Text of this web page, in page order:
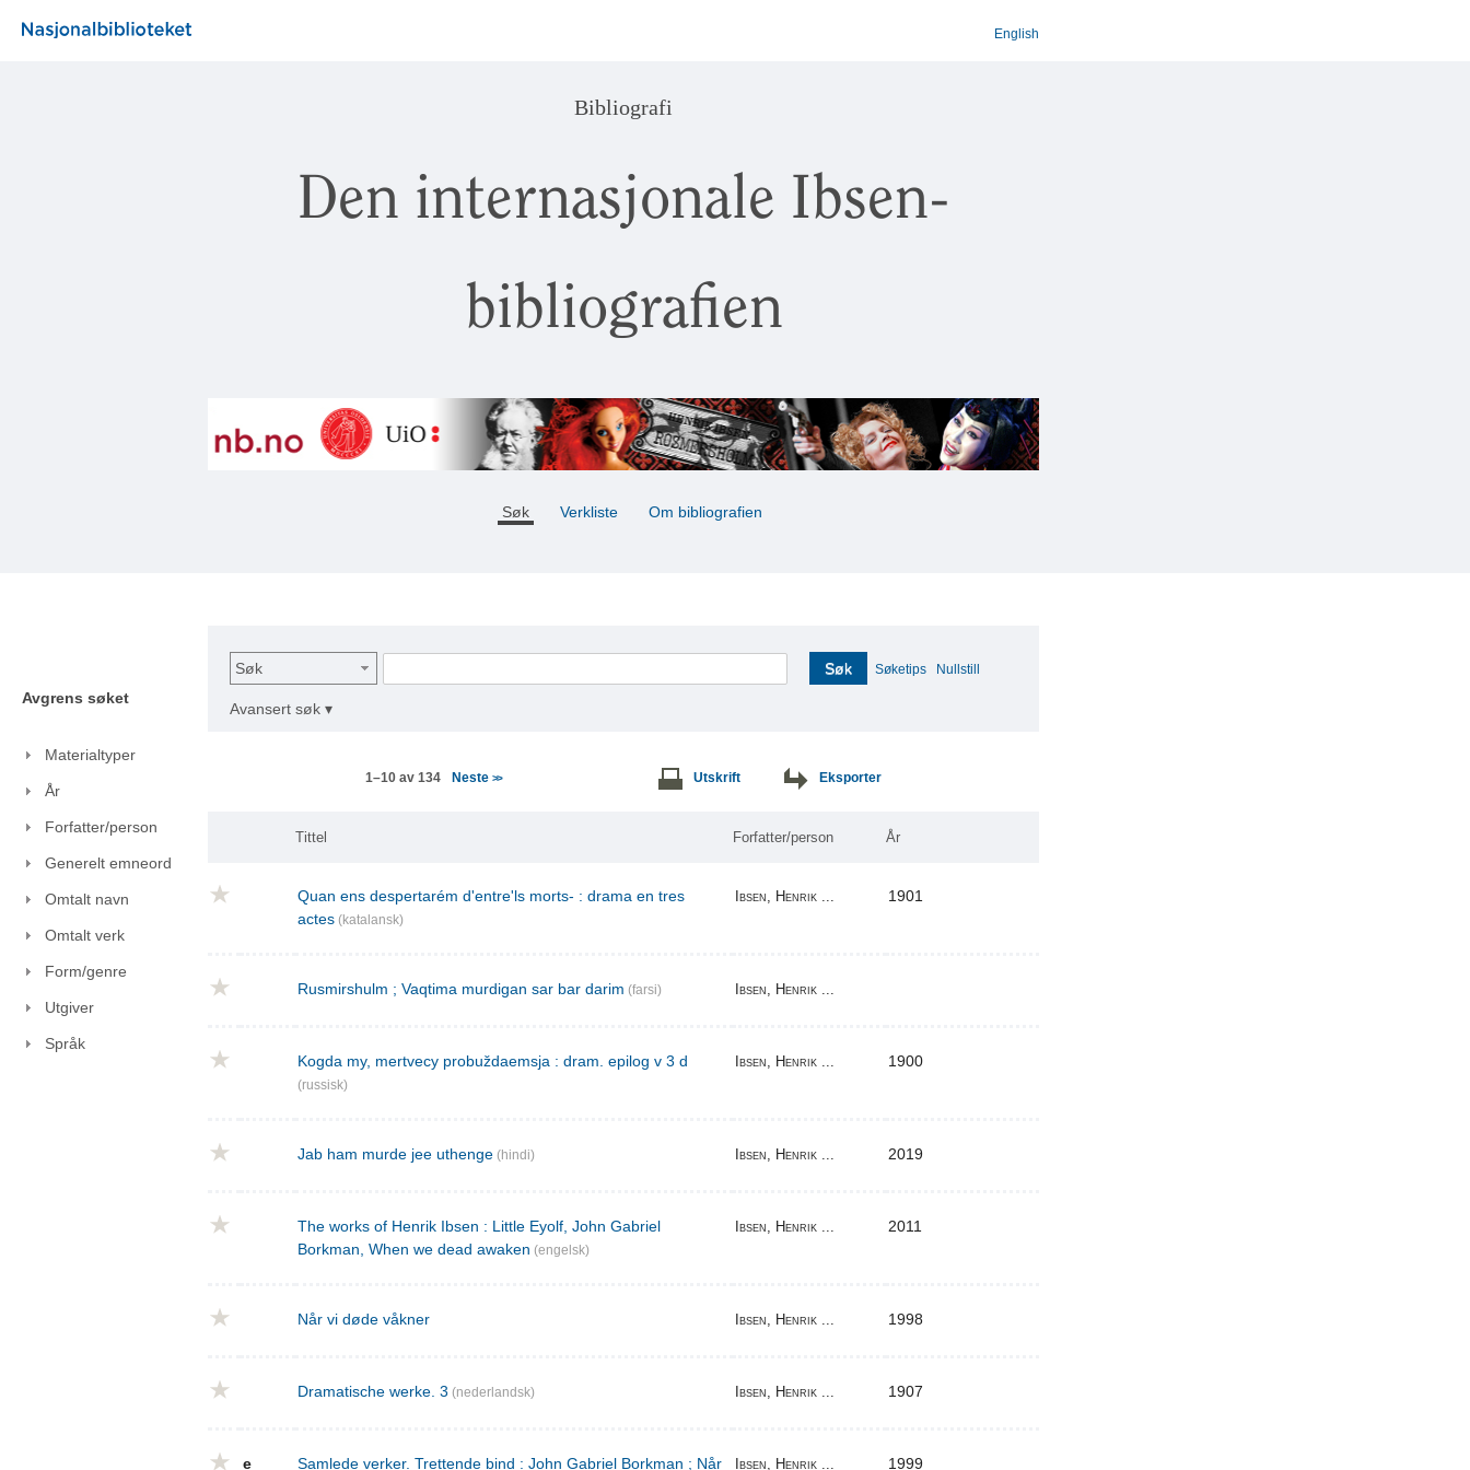
English
Bibliografi
Den internasjonale Ibsen-
bibliografien
Søk Verkliste Om bibliografien
Avgrens søket
Materialtyper
År
Forfatter/person
Generelt emneord
Omtalt navn
Omtalt verk
Form/genre
Utgiver
Språk
Søk Søk Søketips Nullstill
Avansert søk ▾
1–10 av 134 Neste >> Utskrift Eksporter
Tittel Forfatter/person År
Quan ens despertarém d'entre'ls morts- : drama en tres
actes (katalansk)
Ibsen, Henrik ... 1901
Rusmirshulm ; Vaqtima murdigan sar bar darim (farsi) Ibsen, Henrik ...
Kogda my, mertvecy probuždaemsja : dram. epilog v 3 d
(russisk)
Ibsen, Henrik ... 1900
Jab ham murde jee uthenge (hindi) Ibsen, Henrik ... 2019
The works of Henrik Ibsen : Little Eyolf, John Gabriel
Borkman, When we dead awaken (engelsk)
Ibsen, Henrik ... 2011
Når vi døde våkner Ibsen, Henrik ... 1998
Dramatische werke. 3 (nederlandsk) Ibsen, Henrik ... 1907
e Samlede verker. Trettende bind : John Gabriel Borkman ; Når Ibsen, Henrik ... 1999